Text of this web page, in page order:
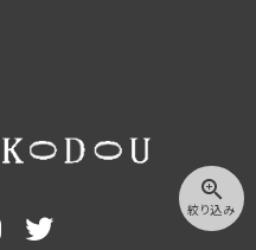
zoom_in
絞り込み